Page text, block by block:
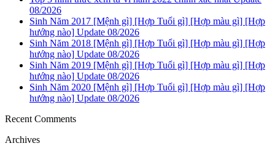
08/2026
Sinh Năm 2017 [Mệnh gì] [Hợp Tuổi gì] [Hợp màu gì] [Hợp
hướng nào] Update 08/2026
Sinh Năm 2018 [Mệnh gì] [Hợp Tuổi gì] [Hợp màu gì] [Hợp
hướng nào] Update 08/2026
Sinh Năm 2019 [Mệnh gì] [Hợp Tuổi gì] [Hợp màu gì] [Hợp
hướng nào] Update 08/2026
Sinh Năm 2020 [Mệnh gì] [Hợp Tuổi gì] [Hợp màu gì] [Hợp
hướng nào] Update 08/2026
Recent Comments
Archives